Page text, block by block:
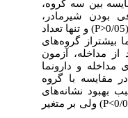
بین سه گروه،
شیرمادر،
P˃) و تنها تعداد
گروه‌های
مداخله، آزمون
و دارونما
با گروه
نشانه‌های
) ولی بر متغیر